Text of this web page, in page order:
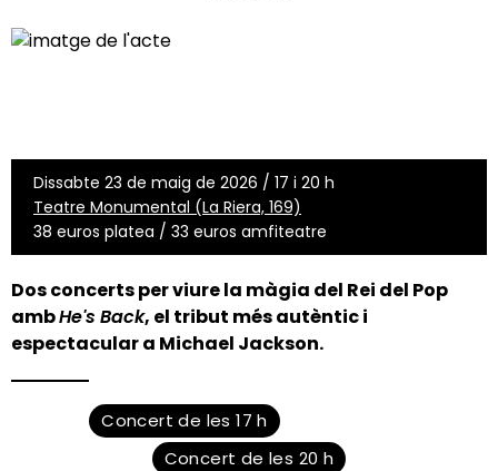
Dissabte 23 de maig de 2026 / 17 i 20 h
Teatre Monumental (La Riera, 169)
38 euros platea / 33 euros amfiteatre
Dos concerts per viure la màgia del Rei del Pop
ambHe's Back, el tribut més autèntic i
espectacular a Michael Jackson.
Concert de les 17 h
Concert de les 20 h